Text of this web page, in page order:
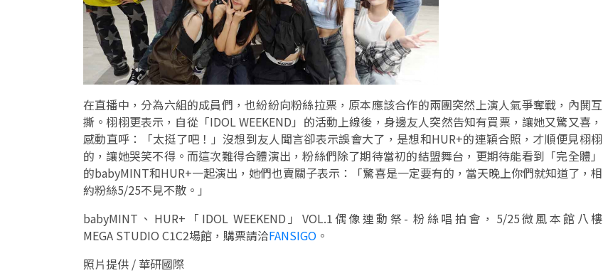
在直播中，分為六組的成員們，也紛紛向粉絲拉票，原本應該合作的兩團突然上演人氣爭奪戰，內鬨互
撕。栩栩更表示，自從「IDOL WEEKEND」的活動上線後，身邊友人突然告知有買票，讓她又驚又喜，
感動直呼：「太挺了吧！」沒想到友人聞言卻表示誤會大了，是想和HUR+的連穎合照，才順便見栩栩
的，讓她哭笑不得。而這次難得合體演出，粉絲們除了期待當初的結盟舞台，更期待能看到「完全體」
的babyMINT和HUR+一起演出，她們也賣關子表示：「驚喜是一定要有的，當天晚上你們就知道了，相
約粉絲5/25不見不散。」
babyMINT、HUR+「IDOL WEEKEND」VOL.1偶像連動祭- 粉絲唱拍會，5/25微風本館八樓
MEGA STUDIO C1C2場館，購票請洽FANSIGO 。
照片提供 / 華研國際